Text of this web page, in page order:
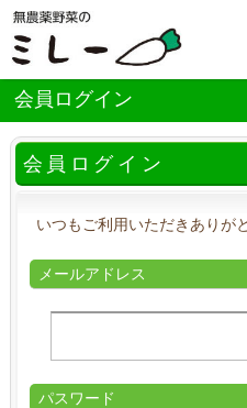
会員ログイン
会員ログイン
いつもご利用いただきありが
メールアドレス
パスワード